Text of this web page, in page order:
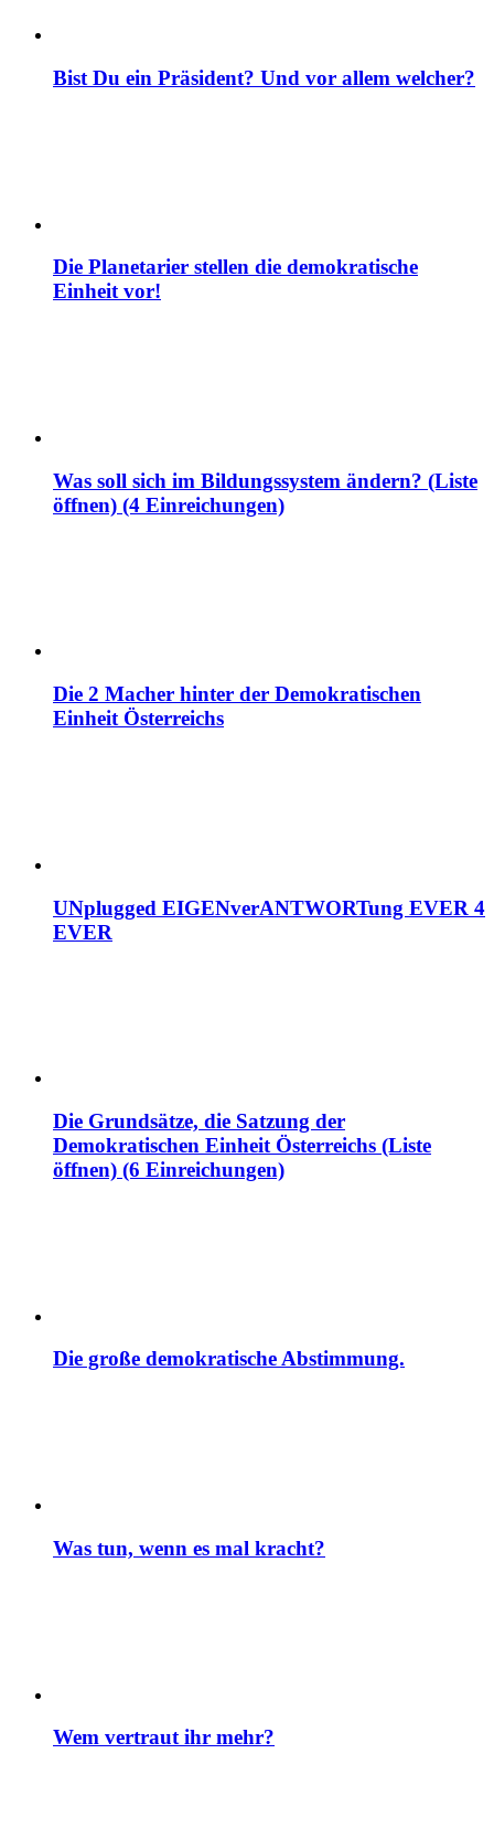
Bist Du ein Präsident? Und vor allem welcher?
Die Planetarier stellen die demokratische
Einheit vor!
Was soll sich im Bildungssystem ändern? (Liste
öffnen) (4 Einreichungen)
Die 2 Macher hinter der Demokratischen
Einheit Österreichs
UNplugged EIGENverANTWORTung EVER 4
EVER
Die Grundsätze, die Satzung der
Demokratischen Einheit Österreichs (Liste
öffnen) (6 Einreichungen)
Die große demokratische Abstimmung.
Was tun, wenn es mal kracht?
Wem vertraut ihr mehr?